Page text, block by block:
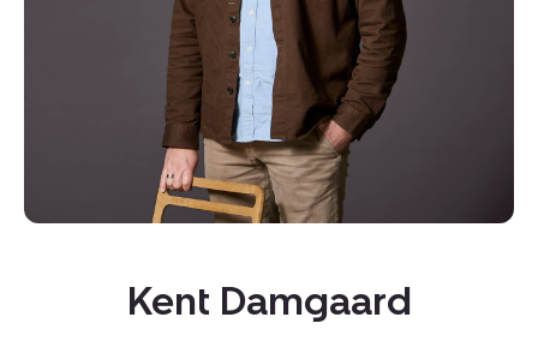
Kent Damgaard
Kopier link
Del via mail